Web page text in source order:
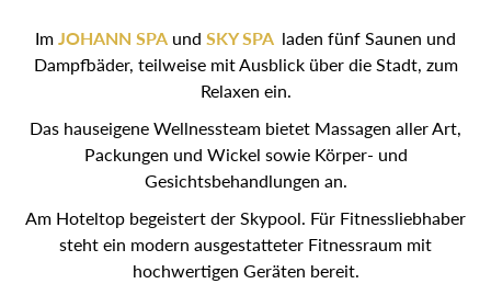
Im JOHANN SPA und SKY SPA laden fünf Saunen und
Dampfbäder, teilweise mit Ausblick über die Stadt, zum
Relaxen ein.
Das hauseigene Wellnessteam bietet Massagen aller Art,
Packungen und Wickel sowie Körper- und
Gesichtsbehandlungen an.
Am Hoteltop begeistert der Skypool. Für Fitnessliebhaber
steht ein modern ausgestatteter Fitnessraum mit
hochwertigen Geräten bereit.